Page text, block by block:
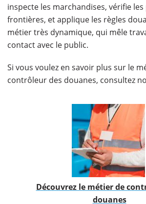
inspecte les marchandises, vérifie les
frontières, et applique les règles
métier très dynamique, qui mêle
contact avec le public.
Si vous voulez en savoir plus sur le
contrôleur des douanes, consultez
​Découvrez le métier de
douanes